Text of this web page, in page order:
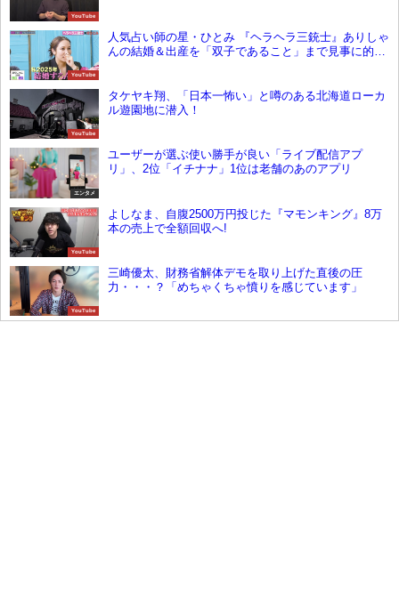
YouTube
YouTube
人気占い師の星・ひとみ 『ヘラヘラ三銃士』ありしゃ
んの結婚＆出産を「双子であること」まで見事に的
YouTube
タケヤキ翔、「日本一怖い」と噂のある北海道ローカ
ル遊園地に潜入！
エンタメ
ユーザーが選ぶ使い勝手が良い「ライブ配信アプ
リ」、2位「イチナナ」1位は老舗のあのアプリ
YouTube
よしなま、自腹2500万円投じた『マモンキング』8万
本の売上で全額回収へ!
YouTube
三崎優太、財務省解体デモを取り上げた直後の圧
力・・・？「めちゃくちゃ憤りを感じています」